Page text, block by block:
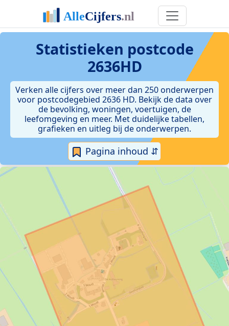
Statistieken postcode
2636HD
Verken alle cijfers over meer dan 250 onderwerpen
voor postcodegebied 2636 HD. Bekijk de data over
de bevolking, woningen, voertuigen, de
leefomgeving en meer. Met duidelijke tabellen,
grafieken en uitleg bij de onderwerpen.
Pagina inhoud ⇵